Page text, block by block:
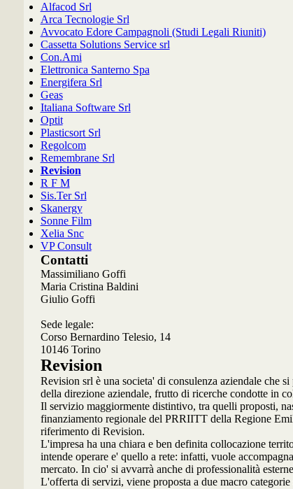
Alfacod Srl
Arca Tecnologie Srl
Avvocato Edore Campagnoli (Studi Legali Riuniti)
Cassetta Solutions Service srl
Con.Ami
Elettronica Santerno Spa
Energifera Srl
Geas
Italiana Software Srl
Optit
Plasticsort Srl
Regolcom
Remembrane Srl
Revision
R F M
Sis.Ter Srl
Skanergy
Sonne Film
Xelia Snc
VP Consult
Contatti
Massimiliano Goffi
Maria Cristina Baldini
Giulio Goffi
Sede legale:
Corso Bernardino Telesio, 14
10146 Torino
Revision
Revision srl è una societa' di consulenza aziendale che
della direzione aziendale, frutto di ricerche condotte in
Il servizio maggiormente distintivo, tra quelli proposti,
finanziamento regionale del PRRIITT della Regione
riferimento di Revision.
L'impresa ha una chiara e ben definita collocazione
intende operare e' quello a rete: infatti, vuole
mercato. In cio' si avvarrà anche di professionalità
L'offerta di servizi, viene proposta a due macro categorie